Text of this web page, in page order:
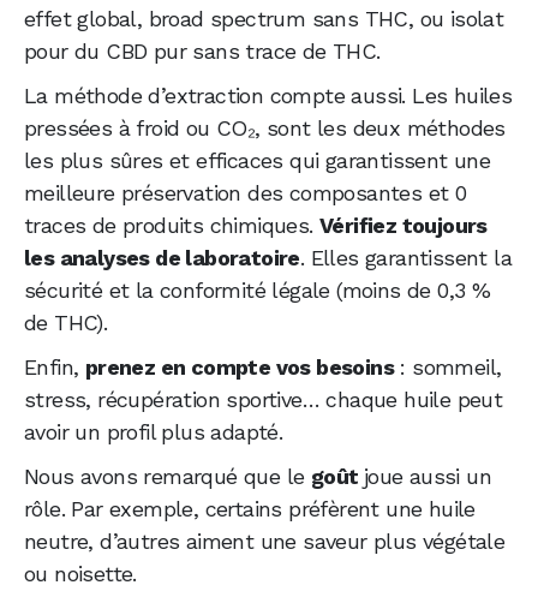
effet global, broad spectrum sans THC, ou isolat
pour du CBD pur sans trace de THC.
La méthode d’extraction compte aussi. Les huiles
pressées à froid ou CO₂, sont les deux méthodes
les plus sûres et efficaces qui garantissent une
meilleure préservation des composantes et 0
traces de produits chimiques. Vérifiez toujours
les analyses de laboratoire. Elles garantissent la
sécurité et la conformité légale (moins de 0,3 %
de THC).
Enfin, prenez en compte vos besoins: sommeil,
stress, récupération sportive… chaque huile peut
avoir un profil plus adapté.
Nous avons remarqué que le goût joue aussi un
rôle. Par exemple, certains préfèrent une huile
neutre, d’autres aiment une saveur plus végétale
ou noisette.